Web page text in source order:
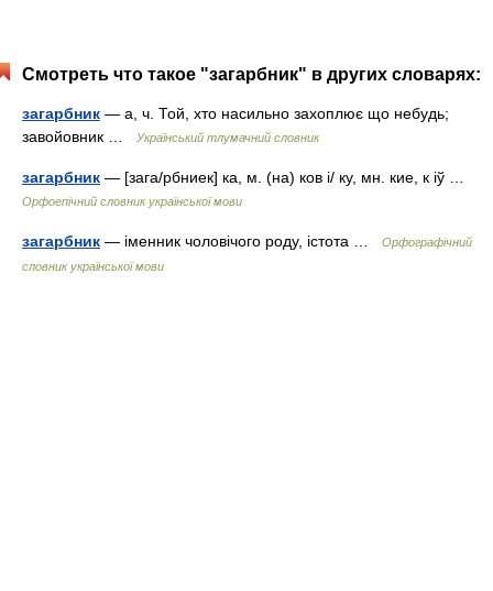
Смотреть что такое "загарбник" в других словарях:
загарбник — а, ч. Той, хто насильно захоплює що небудь;
завойовник …
Український тлумачний словник
загарбник — [зага/рбниек] ка, м. (на) ков і/ ку, мн. кие, к іў …
Орфоепічний словник української мови
загарбник — іменник чоловічого роду, істота …
Орфографічний
словник української мови